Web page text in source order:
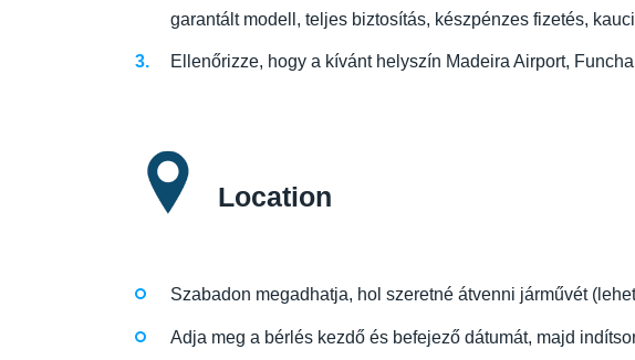
garantált modell, teljes biztosítás, készpénzes fizetés,
Ellenőrizze, hogy a kívánt helyszín Madeira Airport,
Location
Szabadon megadhatja, hol szeretné átvenni járművét
Adja meg a bérlés kezdő és befejező dátumát, majd